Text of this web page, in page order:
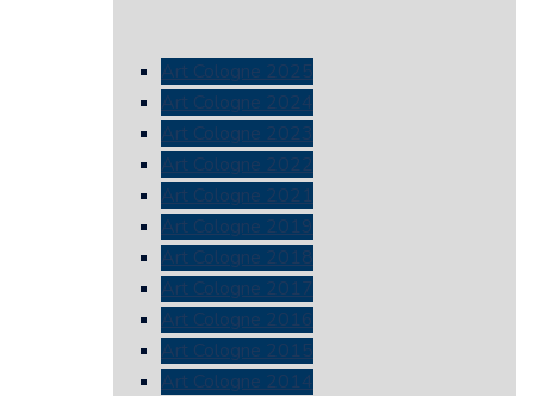
Art Cologne 2025
Art Cologne 2024
Art Cologne 2023
Art Cologne 2022
Art Cologne 2021
Art Cologne 2019
Art Cologne 2018
Art Cologne 2017
Art Cologne 2016
Art Cologne 2015
Art Cologne 2014